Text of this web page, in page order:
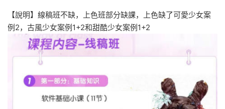
【說明】線稿班不缺，上色班部分缺課，上色缺了可愛少女案
例2，古風少女案例1+2和甜酷少女案例1+2